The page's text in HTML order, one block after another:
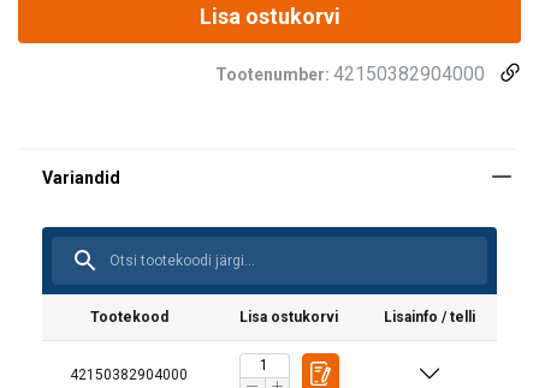
Lisa ostukorvi
Tootenumber: 42150382904000
Tootekood Lisa ostukorvi Lisainfo / telli
42150382904000